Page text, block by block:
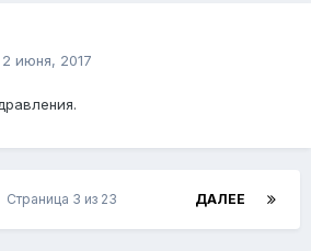
2 июня, 2017
ДАЛЕЕ
Страница 3 из 23